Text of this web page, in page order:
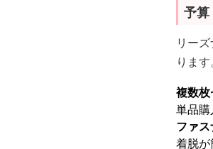
予算
リー
ります。
複数
単品購
ファ
着脱が